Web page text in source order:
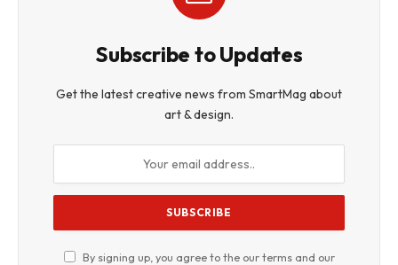
Subscribe to Updates
Get the latest creative news from SmartMag about
art & design.
By signing up, you agree to the our terms and our